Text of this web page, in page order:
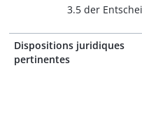
3.5 der
Dispositions juridiques
pertinentes